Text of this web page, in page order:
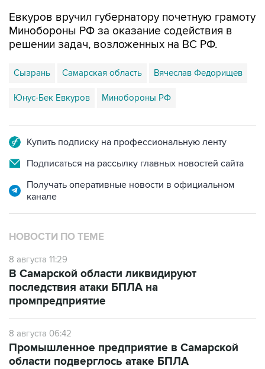
Евкуров вручил губернатору почетную грамоту
Минобороны РФ за оказание содействия в
решении задач, возложенных на ВС РФ.
Сызрань Самарская область Вячеслав Федорищев
Юнус-Бек Евкуров Минобороны РФ
Купить подписку на профессиональную ленту
Подписаться на рассылку главных новостей сайта
Получать оперативные новости в официальном
канале
НОВОСТИ ПО ТЕМЕ
8 августа 11:29
В Самарской области ликвидируют
последствия атаки БПЛА на
промпредприятие
8 августа 06:42
Промышленное предприятие в Самарской
области подверглось атаке БПЛА